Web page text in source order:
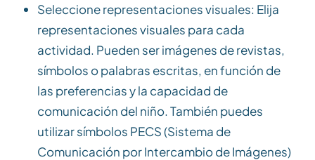
Seleccione representaciones visuales: Elija
representaciones visuales para cada
actividad. Pueden ser imágenes de revistas,
símbolos o palabras escritas, en función de
las preferencias y la capacidad de
comunicación del niño. También puedes
utilizar símbolos PECS (Sistema de
Comunicación por Intercambio de Imágenes)